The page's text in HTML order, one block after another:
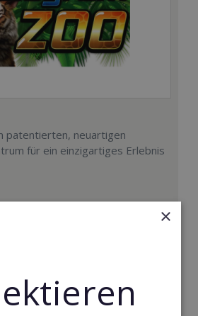
patentierten, neuartigen
für ein einzigartiges Erlebnis
×